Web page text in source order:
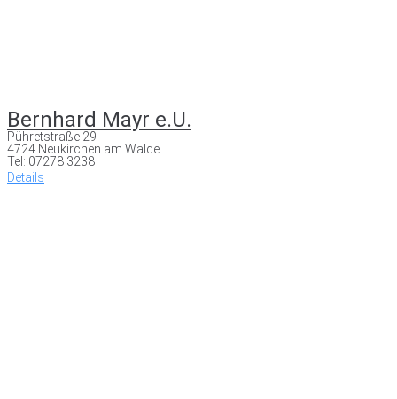
Bernhard Mayr e.U.
Pühretstraße 29
4724 Neukirchen am Walde
Tel: 07278 3238
Details